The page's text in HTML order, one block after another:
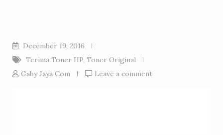
December 19, 2016
Terima Toner HP, Toner Original
Gaby Jaya Com
Leave a comment